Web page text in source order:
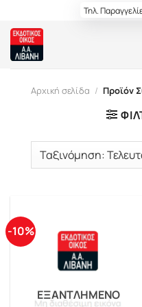
content
Τηλ.
Αρχική σελίδα / Προϊόν
-10%
ΕΞΑΝΤΛΗΜΈΝΟ